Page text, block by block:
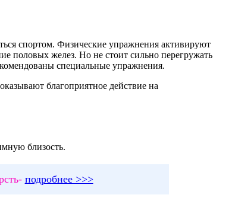
спортом. Физические упражнения активируют
половых желез. Но не стоит сильно перегружать
специальные упражнения.
благоприятное действие на
близость.
подробнее >>>